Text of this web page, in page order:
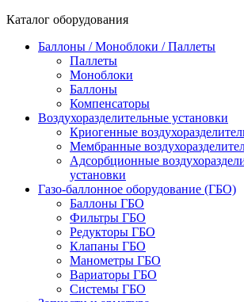
Каталог оборудования
Баллоны / Моноблоки / Паллеты
Паллеты
Моноблоки
Баллоны
Компенсаторы
Воздухоразделительные установки
Криогенные
Мембранные
Адсорбционные
установки
Газо-баллонное оборудование (ГБО)
Баллоны ГБО
Фильтры ГБО
Редукторы ГБО
Клапаны ГБО
Манометры ГБО
Вариаторы ГБО
Системы ГБО